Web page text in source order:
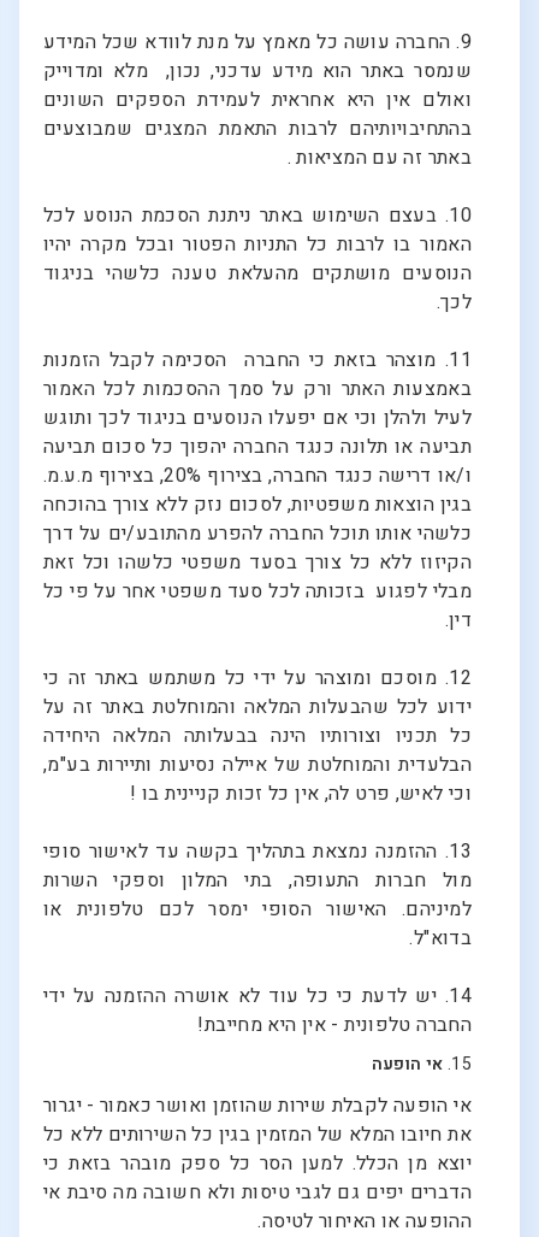
9. החברה עושה כל מאמץ על מנת לוודא שכל המידע
שנמסר באתר הוא מידע עדכני, נכון, מלא ומדוייק
ואולם אין היא אחראית לעמידת הספקים השונים
בהתחיבויותיהם לרבות התאמת המצגים שמבוצעים
באתר זה עם המציאות .
10. בעצם השימוש באתר ניתנת הסכמת הנוסע לכל
האמור בו לרבות כל התניות הפטור ובכל מקרה יהיו
הנוסעים מושתקים מהעלאת טענה כלשהי בניגוד
לכך.
11. מוצהר בזאת כי החברה הסכימה לקבל הזמנות
באמצעות האתר ורק על סמך ההסכמות לכל האמור
לעיל ולהלן וכי אם יפעלו הנוסעים בניגוד לכך ותוגש
תביעה או תלונה כנגד החברה יהפוך כל סכום תביעה
ו/או דרישה כנגד החברה, בצירוף 20%, בצירוף מ.ע.מ.
בגין הוצאות משפטיות, לסכום נזק ללא צורך בהוכחה
כלשהי אותו תוכל החברה להפרע מהתובע/ים על דרך
הקיזוז ללא כל צורך בסעד משפטי כלשהו וכל זאת
מבלי לפגוע בזכותה לכל סעד משפטי אחר על פי כל
דין.
12. מוסכם ומוצהר על ידי כל משתמש באתר זה כי
ידוע לכל שהבעלות המלאה והמוחלטת באתר זה על
כל תכניו וצורותיו הינה בבעלותה המלאה היחידה
הבלעדית והמוחלטת של איילה נסיעות ותיירות בע"מ,
וכי לאיש, פרט לה, אין כל זכות קניינית בו !
13. ההזמנה נמצאת בתהליך בקשה עד לאישור סופי
מול חברות התעופה, בתי המלון וספקי השרות
למיניהם. האישור הסופי ימסר לכם טלפונית או
בדוא"ל.
14. יש לדעת כי כל עוד לא אושרה ההזמנה על ידי
החברה טלפונית - אין היא מחייבת!
15. אי הופעה
אי הופעה לקבלת שירות שהוזמן ואושר כאמור - יגרור
את חיובו המלא של המזמין בגין כל השירותים ללא כל
יוצא מן הכלל. למען הסר כל ספק מובהר בזאת כי
הדברים יפים גם לגבי טיסות ולא חשובה מה סיבת אי
ההופעה או האיחור לטיסה.